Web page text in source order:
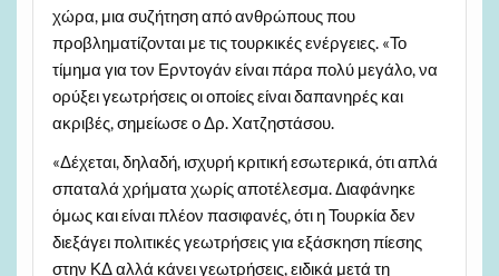
χώρα, μια συζήτηση από ανθρώπους που
προβληματίζονται με τις τουρκικές ενέργειες. «Το
τίμημα για τον Ερντογάν είναι πάρα πολύ μεγάλο, να
ορύξει γεωτρήσεις οι οποίες είναι δαπανηρές και
ακριβές, σημείωσε ο Δρ. Χατζηστάσου.
«Δέχεται, δηλαδή, ισχυρή κριτική εσωτερικά, ότι απλά
σπαταλά χρήματα χωρίς αποτέλεσμα. Διαφάνηκε
όμως και είναι πλέον πασιφανές, ότι η Τουρκία δεν
διεξάγει πολιτικές γεωτρήσεις για εξάσκηση πίεσης
στην ΚΔ αλλά κάνει γεωτρήσεις, ειδικά μετά τη